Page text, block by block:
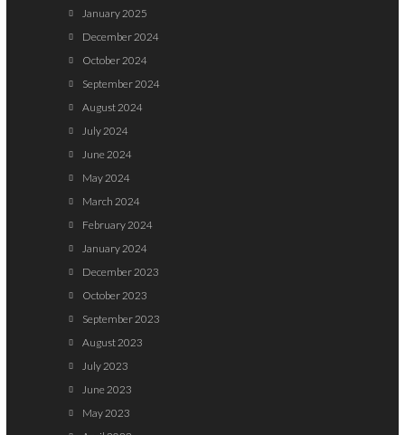
January 2025
December 2024
October 2024
September 2024
August 2024
July 2024
June 2024
May 2024
March 2024
February 2024
January 2024
December 2023
October 2023
September 2023
August 2023
July 2023
June 2023
May 2023